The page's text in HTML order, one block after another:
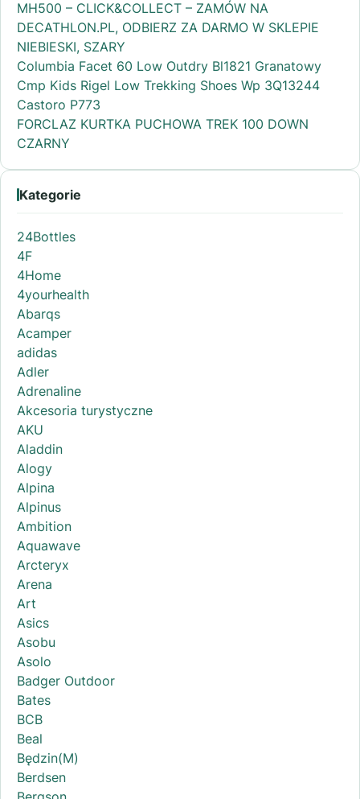
MH500 – CLICK&COLLECT – ZAMÓW NA
DECATHLON.PL, ODBIERZ ZA DARMO W SKLEPIE
NIEBIESKI, SZARY
Columbia Facet 60 Low Outdry Bl1821 Granatowy
Cmp Kids Rigel Low Trekking Shoes Wp 3Q13244
Castoro P773
FORCLAZ KURTKA PUCHOWA TREK 100 DOWN
CZARNY
Kategorie
24Bottles
4F
4Home
4yourhealth
Abarqs
Acamper
adidas
Adler
Adrenaline
Akcesoria turystyczne
AKU
Aladdin
Alogy
Alpina
Alpinus
Ambition
Aquawave
Arcteryx
Arena
Art
Asics
Asobu
Asolo
Badger Outdoor
Bates
BCB
Beal
Będzin(M)
Berdsen